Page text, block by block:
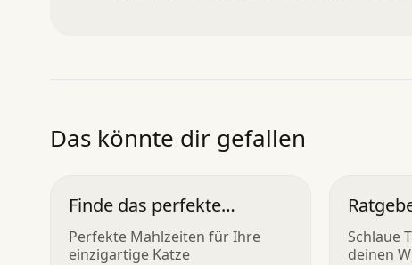
Das könnte dir gefallen
Finde das perfekte
Katzenfutter
Perfekte Mahlzeiten für Ihre
einzigartige Katze
Schlaue
deinen